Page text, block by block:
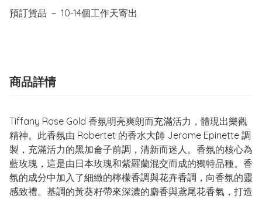
預訂貨品 － 10-14個工作天寄出
商品詳情
Tiffany Rose Gold 香氛明亮爽朗而充滿活力，體現出樂觀
精神。此香氛由 Robertet 的香水大師 Jerome Epinette 調
製，充滿活力的黑加侖子前調，清新而迷人。香氛的核心為
藍玫瑰，這是由日本玫瑰和紫羅蘭混交而成的獨特品種。香
氛的成分中加入了細緻的檸檬香調與花卉香調，向香氛的靈
感致禮。基調的黃葵籽帶來深濃的麝香與鳶尾花香氣，打造